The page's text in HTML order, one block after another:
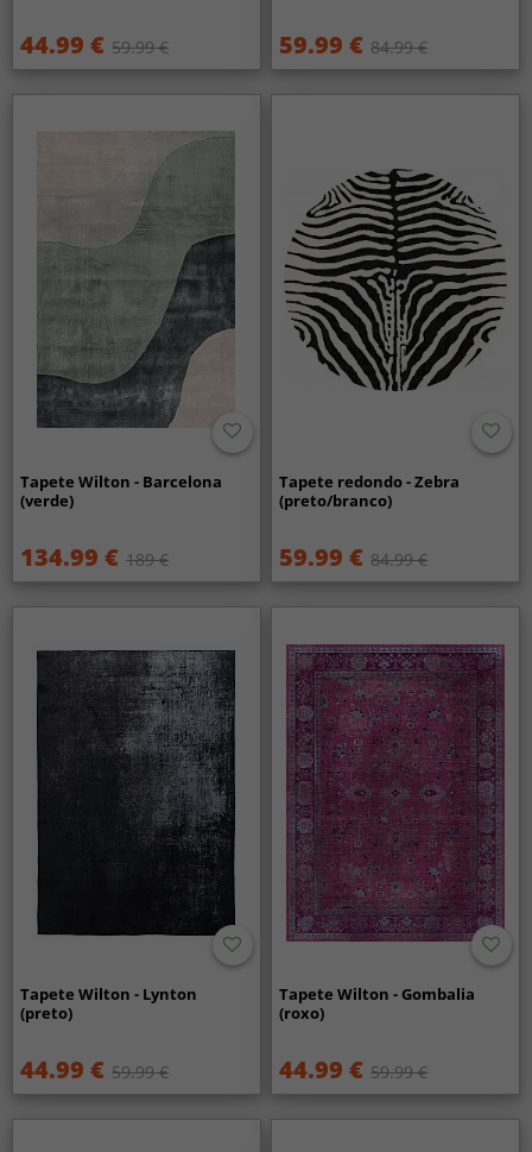
44.99 € 59.99 € 59.99 € 84.99 €
Tapete Wilton - Barcelona
(verde)
134.99 € 189 €
Tapete redondo - Zebra
(preto/branco)
59.99 € 84.99 €
Tapete Wilton - Lynton
(preto)
44.99 € 59.99 €
Tapete Wilton - Gombalia
(roxo)
44.99 € 59.99 €